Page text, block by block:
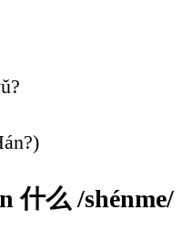
什么 /shénme/